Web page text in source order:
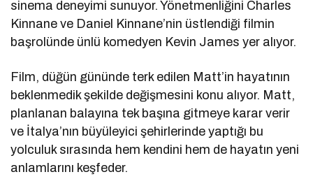
sinema deneyimi sunuyor. Yönetmenliğini Charles
Kinnane ve Daniel Kinnane’nin üstlendiği filmin
başrolünde ünlü komedyen Kevin James yer alıyor.
Film, düğün gününde terk edilen Matt’in hayatının
beklenmedik şekilde değişmesini konu alıyor. Matt,
planlanan balayına tek başına gitmeye karar verir
ve İtalya’nın büyüleyici şehirlerinde yaptığı bu
yolculuk sırasında hem kendini hem de hayatın yeni
anlamlarını keşfeder.